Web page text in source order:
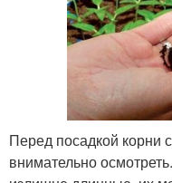
Перед посадкой корни
внимательно